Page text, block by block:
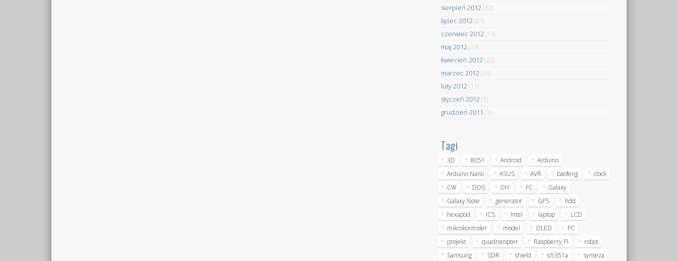
sierpień 2012(32)
lipiec 2012(27)
czerwiec 2012(14)
maj 2012(29)
kwiecień 2012(22)
marzec 2012(26)
luty 2012(11)
styczeń 2012(1)
grudzień 2011 (1)
Tagi
3D 8051 Android
Arduino
Arduino Nano
ASUS AVR baofeng
clock
CW
DDS DIY FC
Galaxy
Galaxy Note
generator GPS
hdd
hexapod
ICS Intel laptop
LCD
mikrokontroler
model OLED
PC
projekt
quadrocopter Raspberry Pi
robot
Samsung
SDR shield si5351a
synteza